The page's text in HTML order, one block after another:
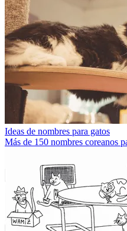
Ideas de nombres para gatos
Más de 150 nombres coreanos